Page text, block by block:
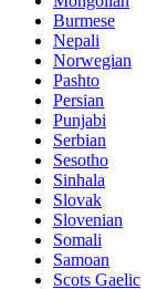
Burmese
Nepali
Norwegian
Pashto
Persian
Punjabi
Serbian
Sesotho
Sinhala
Slovak
Slovenian
Somali
Samoan
Scots Gaelic